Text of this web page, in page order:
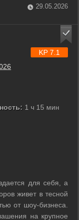
ей все более
...
29.05.2026
1 ч 15 мин
KP 7.1
для себя, а
живет в тесной
от шоу-бизнеса.
на крупное